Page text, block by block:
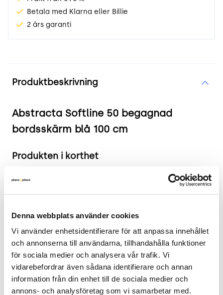
Denna webbplats använder cookies
Vi använder enhetsidentifierare för att anpassa innehållet
och annonserna till användarna, tillhandahålla funktioner
för sociala medier och analysera vår trafik. Vi
vidarebefordrar även sådana identifierare och annan
information från din enhet till de sociala medier och
annons- och analysföretag som vi samarbetar med.
Betala med Klarna eller Billie
2 års garanti
Produktbeskrivning
Abstracta Softline 50 begagnad
bordsskärm blå 100 cm
Produkten i korthet
Färg och material: Blå textilbeklädnad
2 års garanti
Mer om Abstracta Softline 50
Bordsskärmen Softline 50 från Abstracta är en
högpresterande ljudabsorbent designad för att
förbättra akustiken i öppna kontorslandskap eller